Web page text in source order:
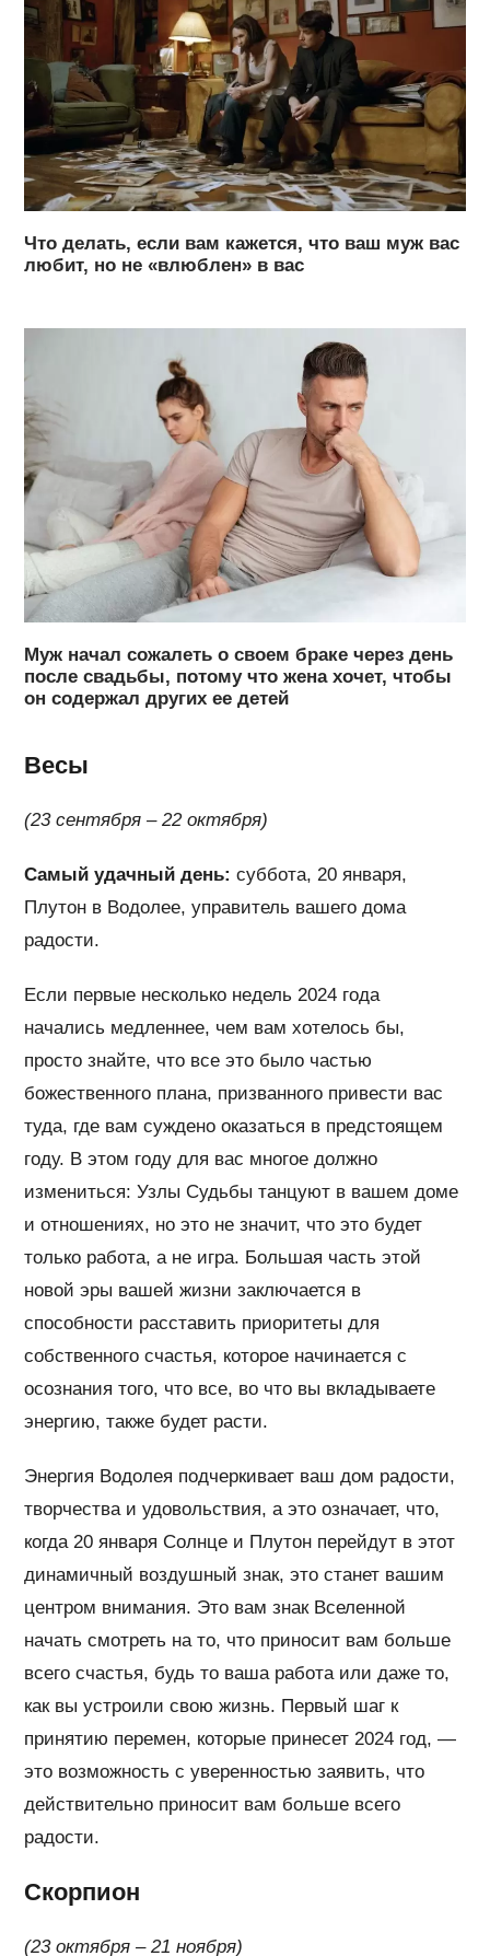
Что делать, если вам кажется, что ваш муж вас
любит, но не «влюблен» в вас
Муж начал сожалеть о своем браке через день
после свадьбы, потому что жена хочет, чтобы
он содержал других ее детей
Весы
(23 сентября – 22 октября)
Самый удачный день: суббота, 20 января,
Плутон в Водолее, управитель вашего дома
радости.
Если первые несколько недель 2024 года
начались медленнее, чем вам хотелось бы,
просто знайте, что все это было частью
божественного плана, призванного привести вас
туда, где вам суждено оказаться в предстоящем
году. В этом году для вас многое должно
измениться: Узлы Судьбы танцуют в вашем доме
и отношениях, но это не значит, что это будет
только работа, а не игра. Большая часть этой
новой эры вашей жизни заключается в
способности расставить приоритеты для
собственного счастья, которое начинается с
осознания того, что все, во что вы вкладываете
энергию, также будет расти.
Энергия Водолея подчеркивает ваш дом радости,
творчества и удовольствия, а это означает, что,
когда 20 января Солнце и Плутон перейдут в этот
динамичный воздушный знак, это станет вашим
центром внимания. Это вам знак Вселенной
начать смотреть на то, что приносит вам больше
всего счастья, будь то ваша работа или даже то,
как вы устроили свою жизнь. Первый шаг к
принятию перемен, которые принесет 2024 год, —
это возможность с уверенностью заявить, что
действительно приносит вам больше всего
радости.
Скорпион
(23 октября – 21 ноября)